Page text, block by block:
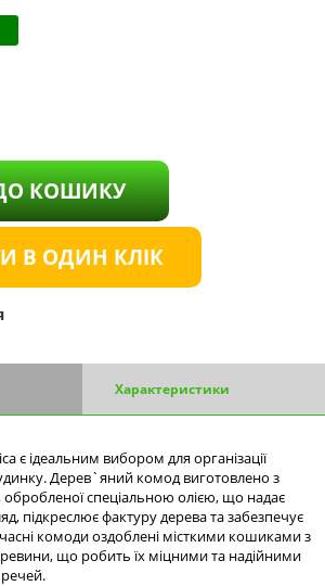
КОШИКУ
В ОДИН КЛІК
Характеристики
є ідеальним вибором для організації
Дерев`яний комод виготовлено з
обробленої спеціальною олією, що надає
підкреслює фактуру дерева та забезпечує
комоди оздоблені місткими кошиками з
що робить їх міцними та надійними